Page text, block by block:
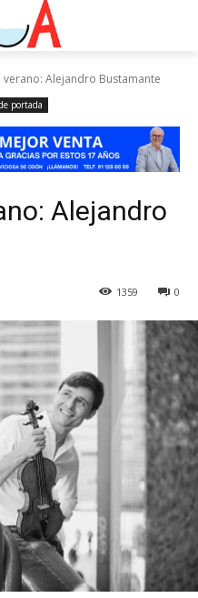
verano: Alejandro Bustamante
portada
Alejandro
0
1359